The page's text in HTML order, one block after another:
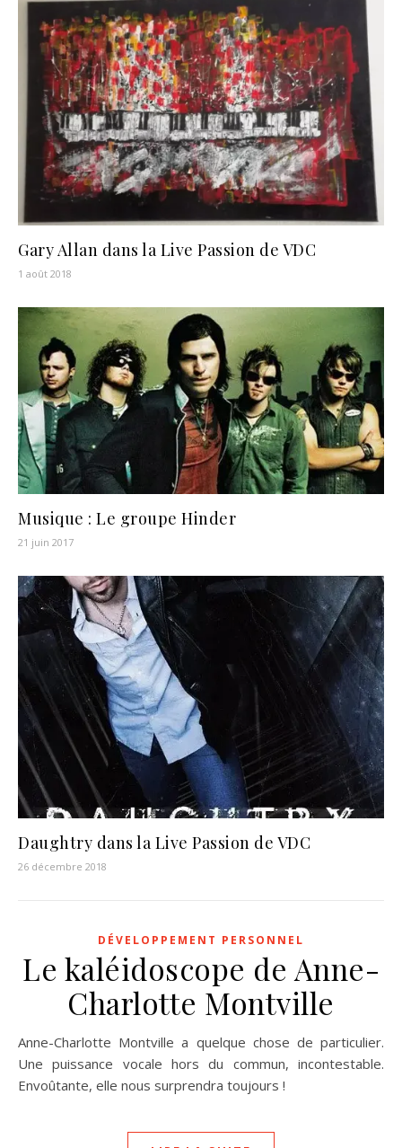
Gary Allan dans la Live Passion de VDC
1 août 2018
Musique : Le groupe Hinder
21 juin 2017
Daughtry dans la Live Passion de VDC
26 décembre 2018
DÉVELOPPEMENT PERSONNEL
Le kaléidoscope de Anne-
Charlotte Montville
Anne-Charlotte Montville a quelque chose de particulier.
Une puissance vocale hors du commun, incontestable.
Envoûtante, elle nous surprendra toujours !